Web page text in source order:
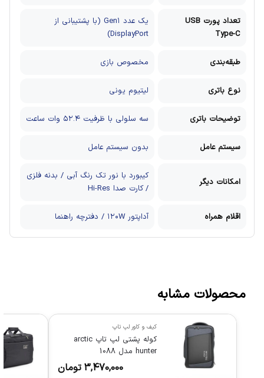
تعداد پورت USB
Type-C
یک عدد Gen۱ (با پشتیبانی از
DisplayPort)
طبقه‌بندی مخصوص بازی
نوع باتری لیتیوم یونی
توضیحات باتری سه سلولی با ظرفیت ۵۲.۴ وات ساعت
سیستم عامل بدون سیستم عامل
امکانات دیگر
کیبورد با نور تک رنگ آبی / بدنه فلزی
/ کارت صدا Hi-Res
اقلام همراه آداپتور ۱۲۰W / دفترچه راهنما
محصولات مشابه
کیف و کاور لپ تاپ
کوله پشتی لپ تاپ arctic
hunter مدل 1088
3,470,000 تومان